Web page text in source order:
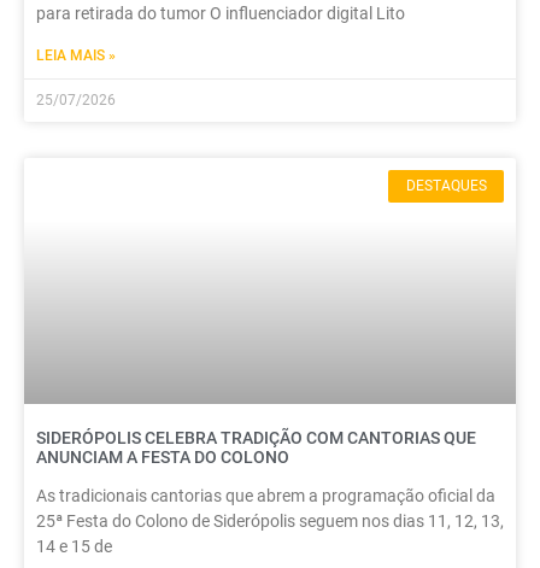
para retirada do tumor O influenciador digital Lito
LEIA MAIS »
25/07/2026
DESTAQUES
SIDERÓPOLIS CELEBRA TRADIÇÃO COM CANTORIAS QUE
ANUNCIAM A FESTA DO COLONO
As tradicionais cantorias que abrem a programação oficial da
25ª Festa do Colono de Siderópolis seguem nos dias 11, 12, 13,
14 e 15 de